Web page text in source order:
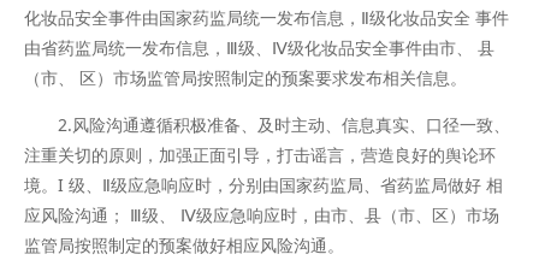
化妆品安全事件由国家药监局统一发布信息，Ⅱ级化妆品安全 事件
由省药监局统一发布信息，Ⅲ级、Ⅳ级化妆品安全事件由市、 县
（市、 区）市场监管局按照制定的预案要求发布相关信息。
2.风险沟通遵循积极准备、及时主动、信息真实、口径一致、
注重关切的原则，加强正面引导，打击谣言，营造良好的舆论环
境。I 级、Ⅱ级应急响应时，分别由国家药监局、省药监局做好 相
应风险沟通； Ⅲ级、 Ⅳ级应急响应时，由市、县（市、区）市场
监管局按照制定的预案做好相应风险沟通。